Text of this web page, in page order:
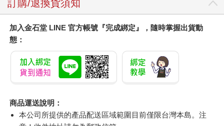
訂購/退換貨須知
加入金石堂 LINE 官方帳號『完成綁定』，隨時掌握出貨動
態：
商品運送說明：
本公司所提供的產品配送區域範圍目前僅限台灣本島。注